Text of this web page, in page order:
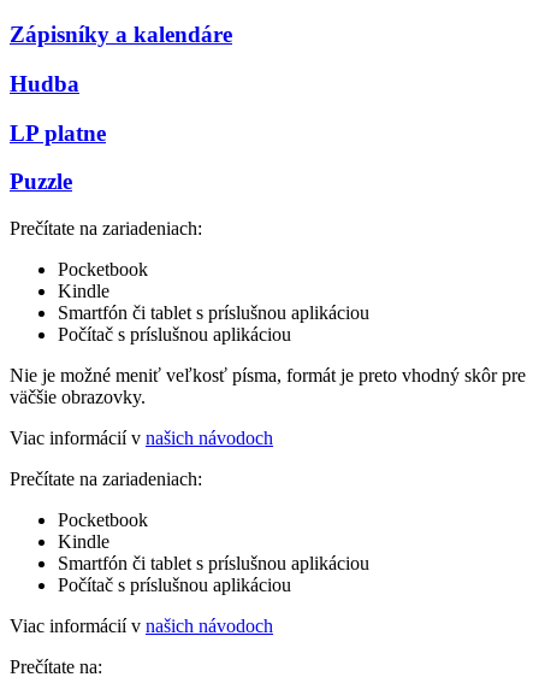
Zápisníky a kalendáre
Hudba
LP platne
Puzzle
Prečítate na zariadeniach:
Pocketbook
Kindle
Smartfón či tablet s príslušnou aplikáciou
Počítač s príslušnou aplikáciou
Nie je možné meniť veľkosť písma, formát je preto vhodný skôr pre
väčšie obrazovky.
Viac informácií v našich návodoch
Prečítate na zariadeniach:
Pocketbook
Kindle
Smartfón či tablet s príslušnou aplikáciou
Počítač s príslušnou aplikáciou
Viac informácií v našich návodoch
Prečítate na: